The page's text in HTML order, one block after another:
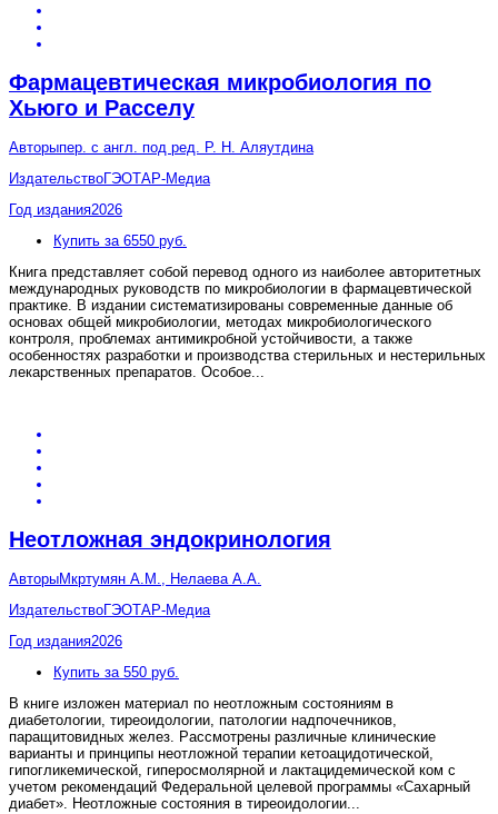
Фармацевтическая микробиология по
Хьюго и Расселу
Авторыпер. с англ. под ред. Р. Н. Аляутдина
ИздательствоГЭОТАР-Медиа
Год издания2026
Купить за 6550 руб.
Книга представляет собой перевод одного из наиболее авторитетных
международных руководств по микробиологии в фармацевтической
практике. В издании систематизированы современные данные об
основах общей микробиологии, методах микробиологического
контроля, проблемах антимикробной устойчивости, а также
особенностях разработки и производства стерильных и нестерильных
лекарственных препаратов. Особое
Неотложная эндокринология
АвторыМкртумян А.М., Нелаева А.А.
ИздательствоГЭОТАР-Медиа
Год издания2026
Купить за 550 руб.
В книге изложен материал по неотложным состояниям в
диабетологии, тиреоидологии, патологии надпочечников,
паращитовидных желез. Рассмотрены различные клинические
варианты и принципы неотложной терапии кетоацидотической,
гипогликемической, гиперосмолярной и лактацидемической ком с
учетом рекомендаций Федеральной целевой программы «Сахарный
диабет». Неотложные состояния в тиреоидологии...